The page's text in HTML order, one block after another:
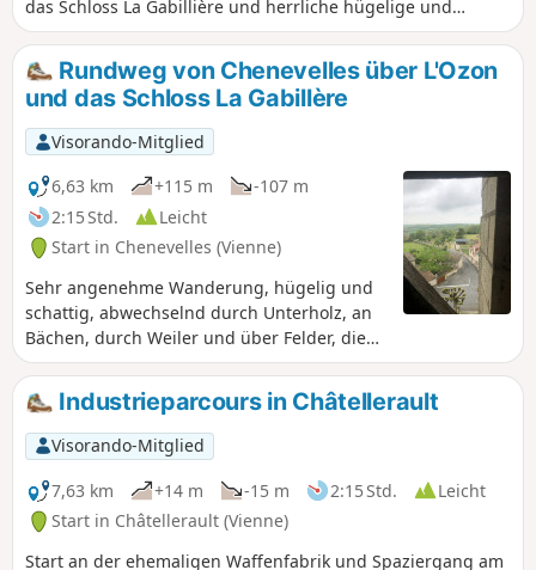
das Schloss La Gabillière und herrliche hügelige und
bewaldete Landschaften, die das prächtige Ozon-Tal
überragen.
Rundweg von Chenevelles über L'Ozon
und das Schloss La Gabillère
Visorando-Mitglied
6,63 km
+115 m
-107 m
2:15 Std.
Leicht
Start in Chenevelles (Vienne)
Sehr angenehme Wanderung, hügelig und
schattig, abwechselnd durch Unterholz, an
Bächen, durch Weiler und über Felder, die
die abwechslungsreiche Landschaft von
Chenevelles zur Geltung bringen. Auch mit
dem Mountainbike möglich.
Industrieparcours in Châtellerault
Visorando-Mitglied
7,63 km
+14 m -15 m 2:15 Std.
Leicht
Start in Châtellerault (Vienne)
Start an der ehemaligen Waffenfabrik und Spaziergang am